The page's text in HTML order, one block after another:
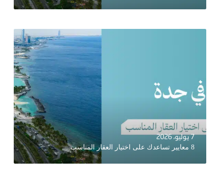
7 يوليو، 2026
8 معايير تساعدك على اختيار العقار المناسب